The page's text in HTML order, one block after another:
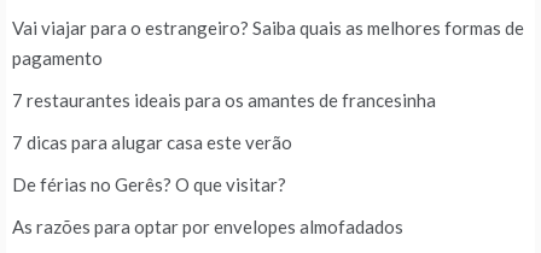
Vai viajar para o estrangeiro? Saiba quais as melhores formas de
pagamento
7 restaurantes ideais para os amantes de francesinha
7 dicas para alugar casa este verão
De férias no Gerês? O que visitar?
As razões para optar por envelopes almofadados